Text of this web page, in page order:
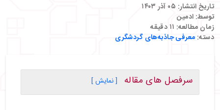
تاریخ انتشار: ۰۵ آذر ۱۴۰۳
توسط: ادمین
زمان مطالعه: ۱۱ دقیقه
دسته: معرفی جاذبه‌های گردشگری
سرفصل های مقاله
[ نمایش ]
・تاریخچه کاخ دولما باغچه: از باشکوه‌ترین روزهای